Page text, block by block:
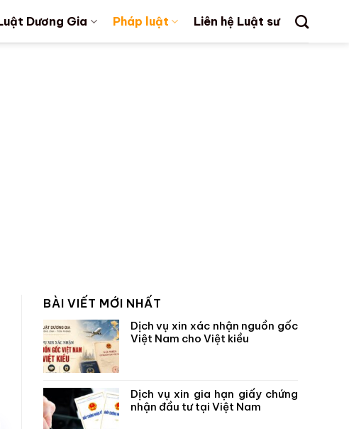
Dương Gia Pháp luật Liên hệ Luật sư
BÀI VIẾT MỚI NHẤT
Dịch vụ xin xác nhận nguồn gốc
Việt Nam cho Việt kiều
Dịch vụ xin gia hạn giấy chứng
nhận đầu tư tại Việt Nam